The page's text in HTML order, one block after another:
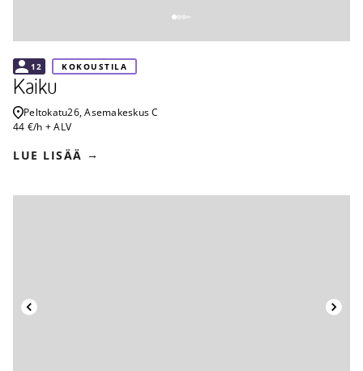
12 KOKOUSTILA
Kaiku
Peltokatu26, Asemakeskus C
44 €/h + ALV
LUE LISÄÄ